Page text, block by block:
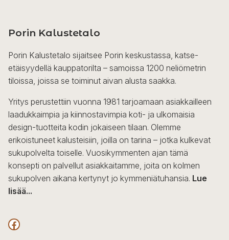
Porin Kalustetalo
Porin Kalustetalo sijaitsee Porin keskustassa, katse-
etäisyydellä kauppatorilta – samoissa 1200 neliömetrin
tiloissa, joissa se toiminut aivan alusta saakka.
Yritys perustettiin vuonna 1981 tarjoamaan asiakkailleen
laadukkaimpia ja kiinnostavimpia koti- ja ulkomaisia
design-tuotteita kodin jokaiseen tilaan. Olemme
erikoistuneet kalusteisiin, joilla on tarina – jotka kulkevat
sukupolvelta toiselle. Vuosikymmenten ajan tämä
konsepti on palvellut asiakkaitamme, joita on kolmen
sukupolven aikana kertynyt jo kymmeniätuhansia. Lue
lisää...
F